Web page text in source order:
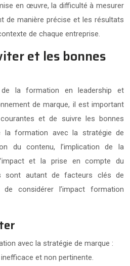
en œuvre, la difficulté à mesurer
de manière précise et les résultats
de chaque entreprise.
et les bonnes
de la formation en leadership et
de marque, il est important
et de suivre les bonnes
la formation avec la stratégie de
du contenu, l’implication de la
et la prise en compte du
sont autant de facteurs clés de
considérer l’impact formation
avec la stratégie de marque :
et non pertinente.